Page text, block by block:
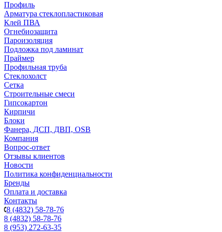
Профиль
Арматура стеклопластиковая
Клей ПВА
Огнебиозащита
Пароизоляция
Подложка под ламинат
Праймер
Профильная труба
Стеклохолст
Сетка
Строительные смеси
Гипсокартон
Кирпичи
Блоки
Фанера, ДСП, ДВП, OSB
Компания
Вопрос-ответ
Отзывы клиентов
Новости
Политика конфиденциальности
Бренды
Оплата и доставка
Контакты
8 (4832) 58-78-76
8 (4832) 58-78-76
8 (953) 272-63-35